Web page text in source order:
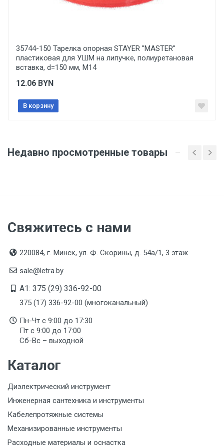
Бренд
ЗУБР
Производитель и место нахождения
городской округ Мытищи, д. Сухарево, д.133, каб.
13
Срок годности
Подтверждение соответствия
регламентов ТР ТС (ЕАЭС). Сведения о номере
сертификата/декларации соответствия содержатся
в сопроводительной документации к товару и
35744-150 Тарелка опорная STAYER ''MASTER''
пластиковая для УШМ на липучке, полиуретановая
вставка, d=150 мм, М14
12.06 BYN
В корзину
Недавно просмотренные товары
Свяжитесь с нами
220084, г. Минск, ул. Ф. Скорины, д. 54а/1, 3 этаж
sale@letra.by
A1: 375 (29) 336-92-00
375 (17) 336-92-00 (многоканальный)
Пн-Чт с 9:00 до 17:30
Пт с 9:00 до 17:00
Сб-Вс – выходной
Каталог
Диэлектрический инструмент
Инженерная сантехника и инструменты
Кабелепротяжные системы
Механизированные инструменты
Расходные материалы и оснастка